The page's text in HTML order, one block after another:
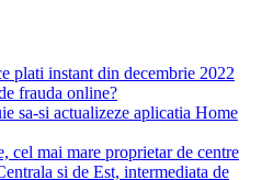
plati instant din decembrie 2022
frauda online?
sa-si actualizeze aplicatia Home
cel mai mare proprietar de centre
si de Est, intermediata de